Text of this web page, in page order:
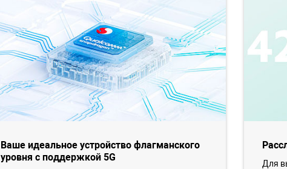
Ваше идеальное устройство флагманского
уровня с поддержкой 5G
Для